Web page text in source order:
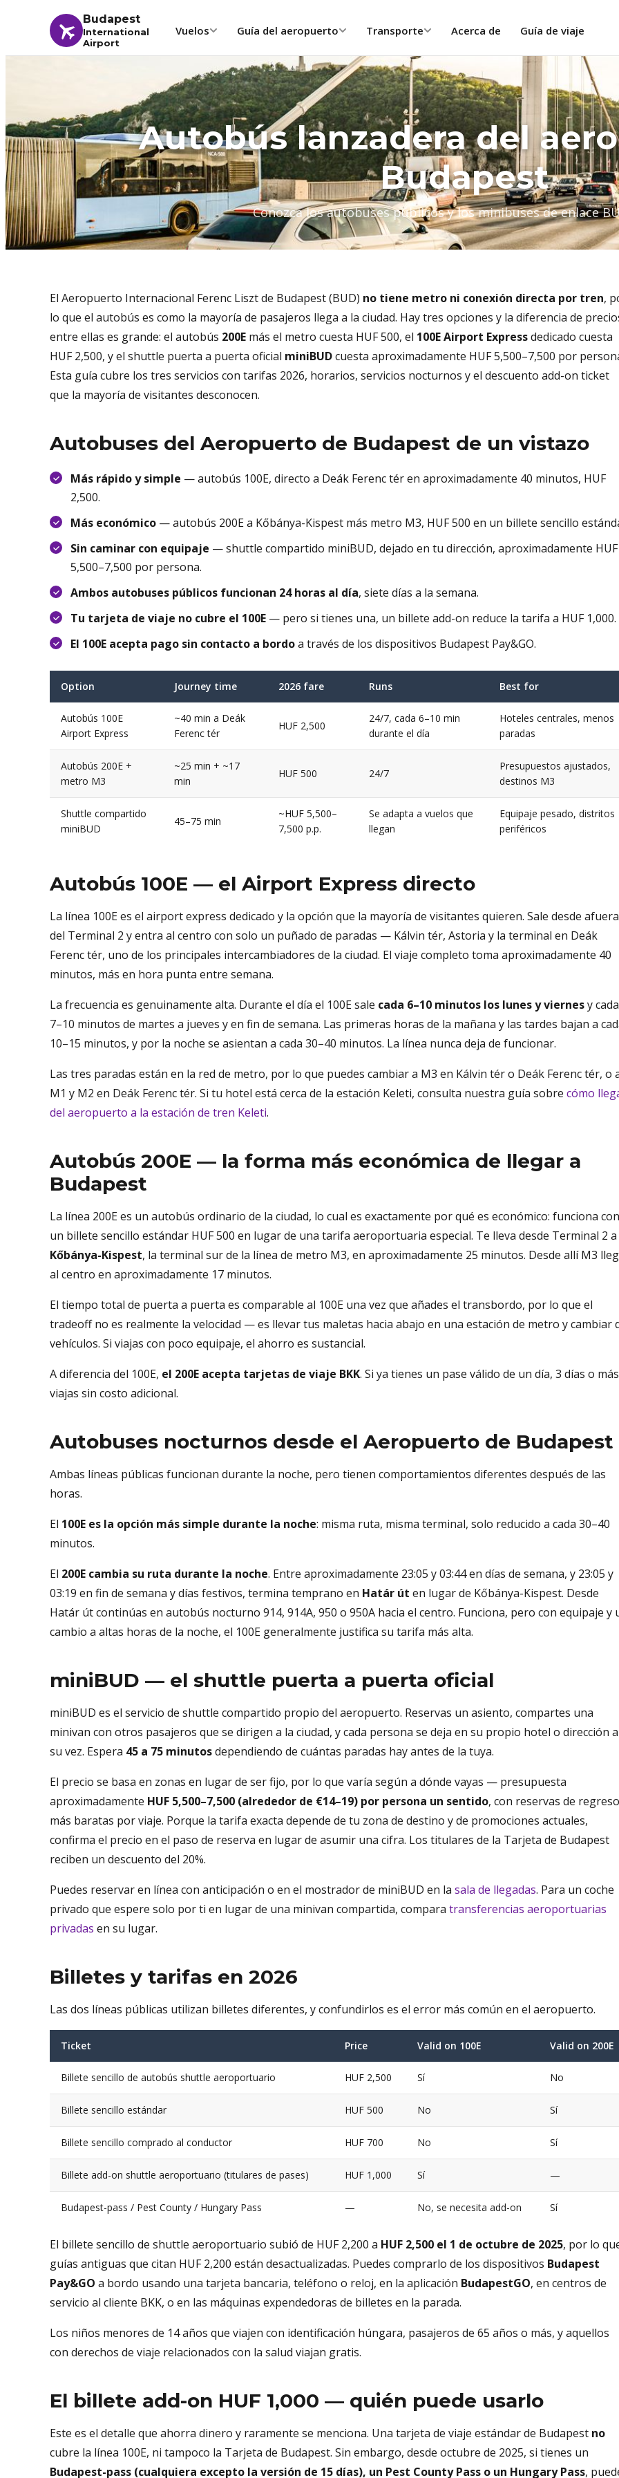
Budapest
International
Airport
Vuelos Guía del aeropuerto Transporte Acerca de Guía de viaje
Autobús lanzadera del
Budapest
Conozca los autobuses públicos y los minibuses de enlace
El Aeropuerto Internacional Ferenc Liszt de Budapest (BUD) no tiene metro ni conexión directa por tren,
lo que el autobús es como la mayoría de pasajeros llega a la ciudad. Hay tres opciones y la diferencia de
entre ellas es grande: el autobús 200E más el metro cuesta HUF 500, el 100E Airport Expressdedicado cuesta
HUF 2,500, y el shuttle puerta a puerta oficial miniBUDcuesta aproximadamente HUF 5,500–7,500 por
Esta guía cubre los tres servicios con tarifas 2026, horarios, servicios nocturnos y el descuento add-on ticket
que la mayoría de visitantes desconocen.
Autobuses del Aeropuerto de Budapest de un vistazo
Más rápido y simple — autobús 100E, directo a Deák Ferenc tér en aproximadamente 40 minutos, HUF
2,500.
Más económico — autobús 200E a Kőbánya-Kispest más metro M3, HUF 500 en un billete sencillo
Sin caminar con equipaje — shuttle compartido miniBUD, dejado en tu dirección, aproximadamente HUF
5,500–7,500 por persona.
Ambos autobuses públicos funcionan 24 horas al día, siete días a la semana.
Tu tarjeta de viaje no cubre el 100E — pero si tienes una, un billete add-on reduce la tarifa a HUF 1,000.
El 100E acepta pago sin contacto a bordoa través de los dispositivos Budapest Pay&GO.
Option Journey time 2026 fare Runs Best for
Autobús 100E
Airport Express
~40 min a Deák
Ferenc tér
HUF 2,500
24/7, cada 6–10 min
durante el día
Hoteles centrales, menos
paradas
Autobús 200E +
metro M3
~25 min + ~17
min
HUF 500 24/7
Presupuestos ajustados,
destinos M3
Shuttle compartido
miniBUD
45–75 min
~HUF 5,500–
7,500 p.p.
Se adapta a vuelos que
llegan
Equipaje pesado, distritos
periféricos
Autobús 100E — el Airport Express directo
La línea 100E es el airport express dedicado y la opción que la mayoría de visitantes quieren. Sale desde afuera
del Terminal 2 y entra al centro con solo un puñado de paradas — Kálvin tér, Astoria y la terminal en Deák
Ferenc tér, uno de los principales intercambiadores de la ciudad. El viaje completo toma aproximadamente 40
minutos, más en hora punta entre semana.
La frecuencia es genuinamente alta. Durante el día el 100E sale cada 6–10 minutos los lunes y viernesy cada
7–10 minutos de martes a jueves y en fin de semana. Las primeras horas de la mañana y las tardes bajan a
10–15 minutos, y por la noche se asientan a cada 30–40 minutos. La línea nunca deja de funcionar.
Las tres paradas están en la red de metro, por lo que puedes cambiar a M3 en Kálvin tér o Deák Ferenc tér, o
M1 y M2 en Deák Ferenc tér. Si tu hotel está cerca de la estación Keleti, consulta nuestra guía sobre cómo
del aeropuerto a la estación de tren Keleti.
Autobús 200E — la forma más económica de llegar a
Budapest
La línea 200E es un autobús ordinario de la ciudad, lo cual es exactamente por qué es económico: funciona con
un billete sencillo estándar HUF 500 en lugar de una tarifa aeroportuaria especial. Te lleva desde Terminal 2 a
Kőbánya-Kispest, la terminal sur de la línea de metro M3, en aproximadamente 25 minutos. Desde allí M3
al centro en aproximadamente 17 minutos.
El tiempo total de puerta a puerta es comparable al 100E una vez que añades el transbordo, por lo que el
tradeoff no es realmente la velocidad — es llevar tus maletas hacia abajo en una estación de metro y cambiar
vehículos. Si viajas con poco equipaje, el ahorro es sustancial.
A diferencia del 100E, el 200E acepta tarjetas de viaje BKK. Si ya tienes un pase válido de un día, 3 días o
viajas sin costo adicional.
Autobuses nocturnos desde el Aeropuerto de Budapest
Ambas líneas públicas funcionan durante la noche, pero tienen comportamientos diferentes después de las
horas.
El 100E es la opción más simple durante la noche: misma ruta, misma terminal, solo reducido a cada 30–40
minutos.
El 200E cambia su ruta durante la noche. Entre aproximadamente 23:05 y 03:44 en días de semana, y 23:05 y
03:19 en fin de semana y días festivos, termina temprano en Határ út en lugar de Kőbánya-Kispest. Desde
Határ út continúas en autobús nocturno 914, 914A, 950 o 950A hacia el centro. Funciona, pero con equipaje y
cambio a altas horas de la noche, el 100E generalmente justifica su tarifa más alta.
miniBUD — el shuttle puerta a puerta oficial
miniBUD es el servicio de shuttle compartido propio del aeropuerto. Reservas un asiento, compartes una
minivan con otros pasajeros que se dirigen a la ciudad, y cada persona se deja en su propio hotel o dirección a
su vez. Espera 45 a 75 minutosdependiendo de cuántas paradas hay antes de la tuya.
El precio se basa en zonas en lugar de ser fijo, por lo que varía según a dónde vayas — presupuesta
aproximadamente HUF 5,500–7,500 (alrededor de €14–19) por persona un sentido, con reservas de regreso
más baratas por viaje. Porque la tarifa exacta depende de tu zona de destino y de promociones actuales,
confirma el precio en el paso de reserva en lugar de asumir una cifra. Los titulares de la Tarjeta de Budapest
reciben un descuento del 20%.
Puedes reservar en línea con anticipación o en el mostrador de miniBUD en la sala de llegadas. Para un coche
privado que espere solo por ti en lugar de una minivan compartida, compara transferencias aeroportuarias
privadas en su lugar.
Billetes y tarifas en 2026
Las dos líneas públicas utilizan billetes diferentes, y confundirlos es el error más común en el aeropuerto.
Ticket Price Valid on 100E Valid on 200E
Billete sencillo de autobús shuttle aeroportuario HUF 2,500 Sí No
Billete sencillo estándar HUF 500 No Sí
Billete sencillo comprado al conductor HUF 700 No Sí
Billete add-on shuttle aeroportuario (titulares de pases) HUF 1,000 Sí —
Budapest-pass / Pest County / Hungary Pass — No, se necesita add-on Sí
El billete sencillo de shuttle aeroportuario subió de HUF 2,200 a HUF 2,500 el 1 de octubre de 2025, por lo
guías antiguas que citan HUF 2,200 están desactualizadas. Puedes comprarlo de los dispositivos Budapest
Pay&GO a bordo usando una tarjeta bancaria, teléfono o reloj, en la aplicación BudapestGO, en centros de
servicio al cliente BKK, o en las máquinas expendedoras de billetes en la parada.
Los niños menores de 14 años que viajen con identificación húngara, pasajeros de 65 años o más, y aquellos
con derechos de viaje relacionados con la salud viajan gratis.
El billete add-on HUF 1,000 — quién puede usarlo
Este es el detalle que ahorra dinero y raramente se menciona. Una tarjeta de viaje estándar de Budapest no
cubre la línea 100E, ni tampoco la Tarjeta de Budapest. Sin embargo, desde octubre de 2025, si tienes un
Budapest-pass (cualquiera excepto la versión de 15 días), un Pest County Pass o un Hungary Pass,